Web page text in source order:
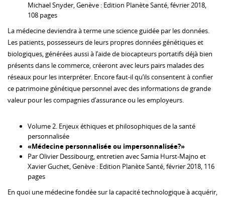
Michael Snyder, Genève : Edition Planète Santé, février 2018,
108 pages
La médecine deviendra à terme une science guidée par les données.
Les patients, possesseurs de leurs propres données génétiques et
biologiques, générées aussi à l’aide de biocapteurs portatifs déjà bien
présents dans le commerce, créeront avec leurs pairs malades des
réseaux pour les interpréter. Encore faut-il qu’ils consentent à confier
ce patrimoine génétique personnel avec des informations de grande
valeur pour les compagnies d’assurance ou les employeurs.
Volume 2. Enjeux éthiques et philosophiques de la santé
personnalisée
«Médecine personnalisée ou impersonnalisée?»
Par Olivier Dessibourg, entretien avec Samia Hurst-Majno et
Xavier Guchet, Genève : Edition Planète Santé, février 2018, 116
pages
En quoi une médecine fondée sur la capacité technologique à acquérir,